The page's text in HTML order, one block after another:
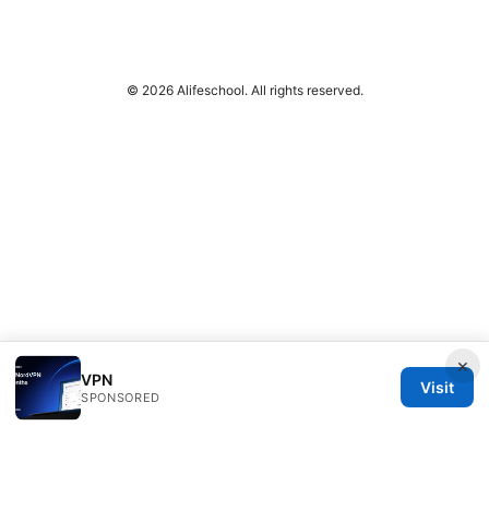
×
VPN
SPONSORED
Visit
© 2026 Alifeschool. All rights reserved.